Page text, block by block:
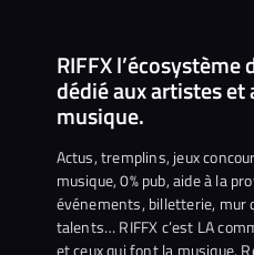
RIFFX
dédié aux artistes et
musique.
Actus, tremplins, jeux
musique, 0% pub, aide à la
événements, billetterie, mur
talents… RIFFX c’est LA
et ceux qui font la musique.